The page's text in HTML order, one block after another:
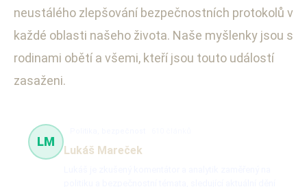
neustálého zlepšování bezpečnostních protokolů v
každé oblasti našeho života. Naše myšlenky jsou s
rodinami obětí a všemi, kteří jsou touto událostí
zasaženi.
LM
Lukáš Mareček